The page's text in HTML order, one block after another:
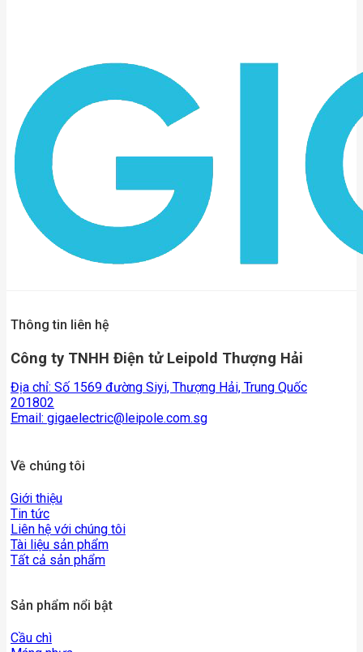
Thông tin liên hệ
Công ty TNHH Điện tử Leipold Thượng Hải
Địa chỉ: Số 1569 đường Siyi, Thượng Hải, Trung Quốc
201802
Email: gigaelectric@leipole.com.sg
Về chúng tôi
Giới thiệu
Tin tức
Liên hệ với chúng tôi
Tài liệu sản phẩm
Tất cả sản phẩm
Sản phẩm nổi bật
Cầu chì